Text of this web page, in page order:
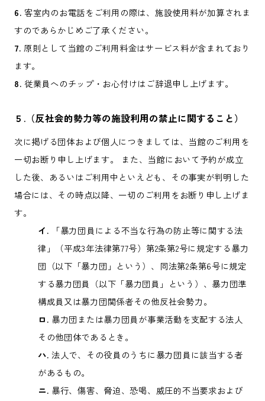
6. 客室内のお電話をご利用の際は、施設使用料が加算されま
すのであらかじめご了承ください。
7. 原則として当館のご利用料金はサービス料が含まれており
ます。
8. 従業員へのチップ・お心付けはご辞退申し上げます。
５.（反社会的勢力等の施設利用の禁止に関すること）
次に掲げる団体および個人につきましては、当館のご利用を
一切お断り申し上げます。 また、当館において予約が成立
した後、あるいはご利用中といえども、その事実が判明した
場合には、その時点以降、一切のご利用をお断り申し上げま
す。
イ. 「暴力団員による不当な行為の防止等に関する法
律」（平成3年法律第77号）第2条第2号に規定する暴力
団（以下「暴力団」という）、同法第2条第6号に規定
する暴力団員（以下「暴力団員」という）、暴力団準
構成員又は暴力団関係者その他反社会勢力。
ロ. 暴力団または暴力団員が事業活動を支配する法人
その他団体であるとき。
ハ. 法人で、その役員のうちに暴力団員に該当する者
があるもの。
ニ. 暴行、傷害、脅迫、恐喝、威圧的不当要求および